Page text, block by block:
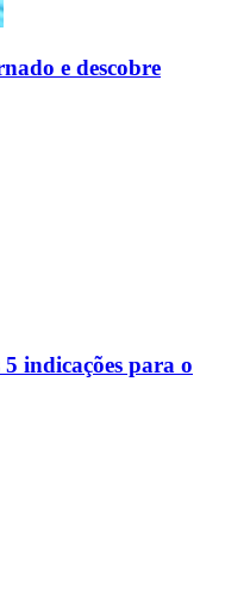
e descobre
indicações para o